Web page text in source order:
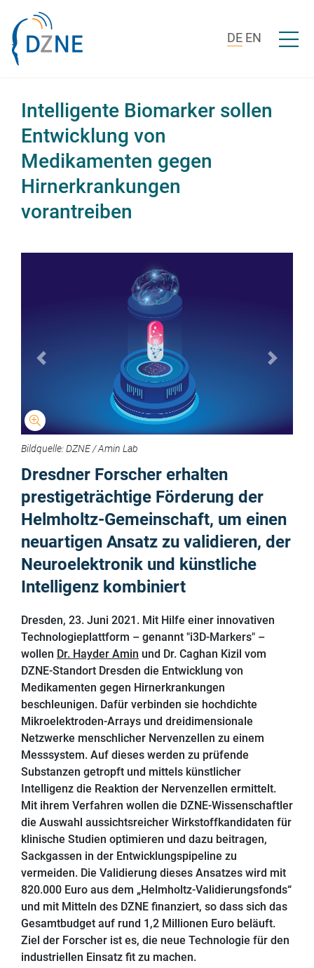
DE EN Menü
Intelligente Biomarker sollen
Entwicklung von
Medikamenten gegen
Hirnerkrankungen
vorantreiben
Bildquelle: DZNE / Amin Lab
Dresdner Forscher erhalten
prestigeträchtige Förderung der
Helmholtz-Gemeinschaft, um einen
neuartigen Ansatz zu validieren, der
Neuroelektronik und künstliche
Intelligenz kombiniert
Dresden, 23. Juni2021. Mit Hilfe einer innovativen
Technologieplattform – genannt "i3D-Markers" –
wollenDr. Hayder Aminund Dr. Caghan Kizil vom
DZNE-Standort Dresden die Entwicklung von
Medikamenten gegen Hirnerkrankungen
beschleunigen. Dafür verbinden sie hochdichte
Mikroelektroden-Arrays und dreidimensionale
Netzwerke menschlicher Nervenzellen zu einem
Messsystem. Auf dieses werden zu prüfende
Substanzen getropft und mittels künstlicher
Intelligenz die Reaktion der Nervenzellen ermittelt.
Mit ihrem Verfahren wollen die DZNE-Wissenschaftler
die Auswahl aussichtsreicher Wirkstoffkandidaten für
klinische Studien optimieren und dazu beitragen,
Sackgassen in der Entwicklungspipeline zu
vermeiden. Die Validierung dieses Ansatzes wird mit
820.000 Euro aus dem „Helmholtz-Validierungsfonds“
und mit Mitteln des DZNE finanziert, so dass sich das
Gesamtbudget auf rund 1,2 Millionen Euro beläuft.
Ziel der Forscher ist es, die neue Technologie für den